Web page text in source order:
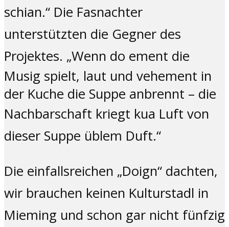
schian.“ Die Fasnachter
unterstützten die Gegner des
Projektes. „Wenn do ement die
Musig spielt, laut und vehement in
der Kuche die Suppe anbrennt – die
Nachbarschaft kriegt kua Luft von
dieser Suppe üblem Duft.“
Die einfallsreichen „Doign“ dachten,
wir brauchen keinen Kulturstadl in
Mieming und schon gar nicht fünfzig